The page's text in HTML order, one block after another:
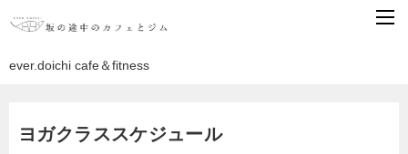
ever.doichi cafe＆fitness
ヨガクラススケジュール